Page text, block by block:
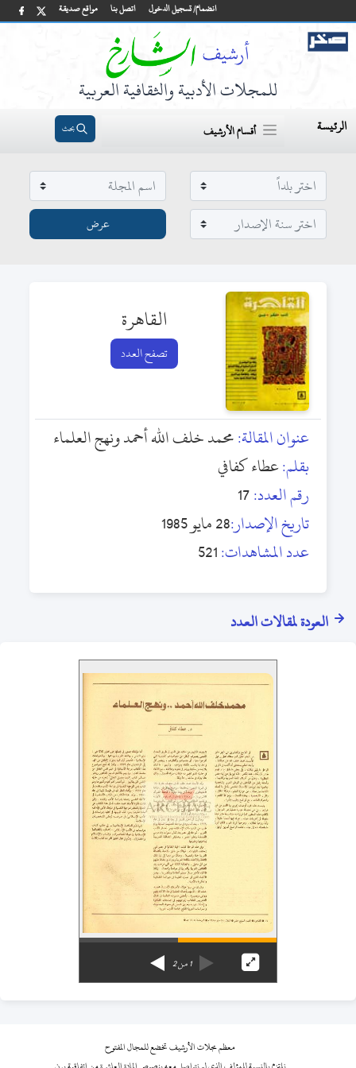
مواقع صديقة اتصل بنا انضمام/ تسجيل الدخول
للمجلات الأدبية والثقافية العربية
الرئيسة أقسام الأرشيف بحث
القاهرة
تصفح العدد
عنوان المقالة:محمد خلف الله أحمد ونهج العلماء
بقلم:عطاء كفافي
رقم العدد:17
تاريخ الإصدار:28 مايو 1985
عدد المشاهدات:521
العودة لمقالات العدد
1من2
معظم مجلات الأرشيف تخضع للمجال المفتوح